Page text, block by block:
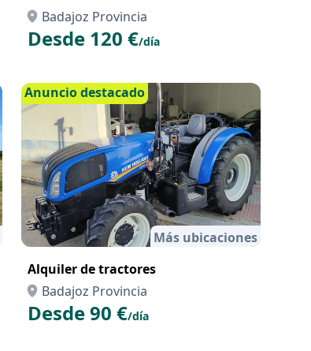
Badajoz Provincia
Desde 120 €/día
Anuncio destacado
Más ubicaciones
Alquiler de tractores
Badajoz Provincia
Desde 90 €/día